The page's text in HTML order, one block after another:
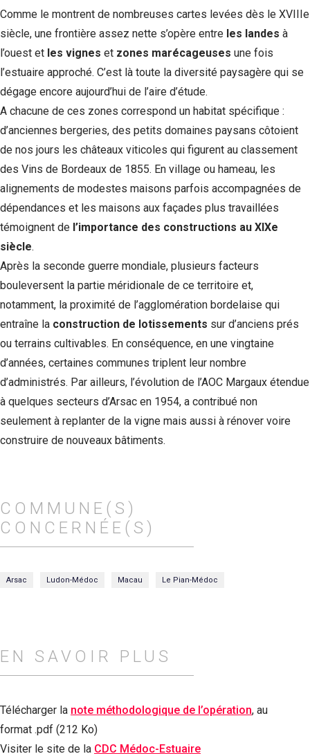
Comme le montrent de nombreuses cartes levées dès le XVIIIe
siècle, une frontière assez nette s’opère entre les landes à
l’ouest et les vignes et zones marécageuses une fois
l’estuaire approché. C’est là toute la diversité paysagère qui se
dégage encore aujourd’hui de l’aire d’étude.
A chacune de ces zones correspond un habitat spécifique :
d’anciennes bergeries, des petits domaines paysans côtoient
de nos jours les châteaux viticoles qui figurent au classement
des Vins de Bordeaux de 1855. En village ou hameau, les
alignements de modestes maisons parfois accompagnées de
dépendances et les maisons aux façades plus travaillées
témoignent de l’importance des constructions au XIXe
siècle.
Après la seconde guerre mondiale, plusieurs facteurs
bouleversent la partie méridionale de ce territoire et,
notamment, la proximité de l’agglomération bordelaise qui
entraîne la construction de lotissements sur d’anciens prés
ou terrains cultivables. En conséquence, en une vingtaine
d’années, certaines communes triplent leur nombre
d’administrés. Par ailleurs, l’évolution de l’AOC Margaux étendue
à quelques secteurs d’Arsac en 1954, a contribué non
seulement à replanter de la vigne mais aussi à rénover voire
construire de nouveaux bâtiments.
COMMUNE(S)
CONCERNÉE(S)
Arsac Ludon-Médoc Macau Le Pian-Médoc
EN SAVOIR PLUS
Télécharger la note méthodologique de l’opération, au
format .pdf (212 Ko)
Visiter le site de la CDC Médoc-Estuaire